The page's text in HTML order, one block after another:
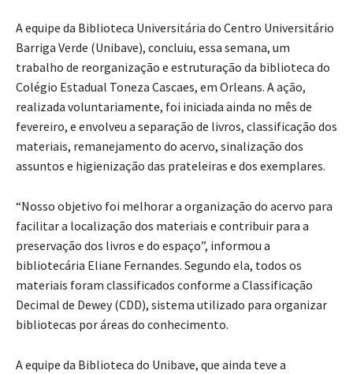
A equipe da Biblioteca Universitária do Centro Universitário
Barriga Verde (Unibave), concluiu, essa semana, um
trabalho de reorganização e estruturação da biblioteca do
Colégio Estadual Toneza Cascaes, em Orleans. A ação,
realizada voluntariamente, foi iniciada ainda no mês de
fevereiro, e envolveu a separação de livros, classificação dos
materiais, remanejamento do acervo, sinalização dos
assuntos e higienização das prateleiras e dos exemplares.
“Nosso objetivo foi melhorar a organização do acervo para
facilitar a localização dos materiais e contribuir para a
preservação dos livros e do espaço”, informou a
bibliotecária Eliane Fernandes. Segundo ela, todos os
materiais foram classificados conforme a Classificação
Decimal de Dewey (CDD), sistema utilizado para organizar
bibliotecas por áreas do conhecimento.
A equipe da Biblioteca do Unibave, que ainda teve a